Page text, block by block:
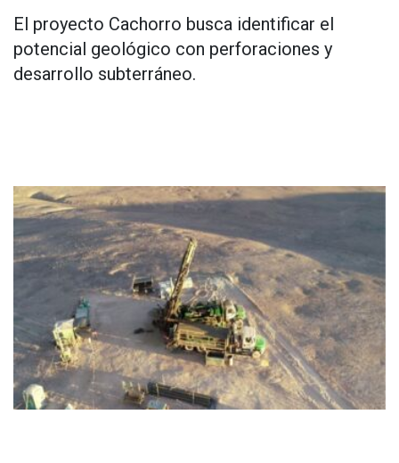
El proyecto Cachorro busca identificar el
potencial geológico con perforaciones y
desarrollo subterráneo.